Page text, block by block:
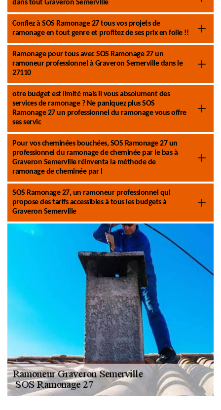
dans tout Graveron Semerville
Confiez à SOS Ramonage 27 tous vos projets de
ramonage en tout genre et profitez de ses prix en folie !!
Ramonage pour tous avec SOS Ramonage 27 un
ramoneur professionnel à Graveron Semerville dans le
27110
otre budget est limité mais il vous absolument des
services de ramonage ? Ne paniquez plus SOS
Ramonage 27 un professionnel du ramonage vous offre
ses servic
Pour vos cheminées bouchées, SOS Ramonage 27 un
professionnel du ramonage de cheminée par le bas à
Graveron Semerville réinventa la méthode de
ramonage de cheminée par l
SOS Ramonage 27, un ramoneur professionnel qui
propose des tarifs accessibles à tous les budgets à
Graveron Semerville